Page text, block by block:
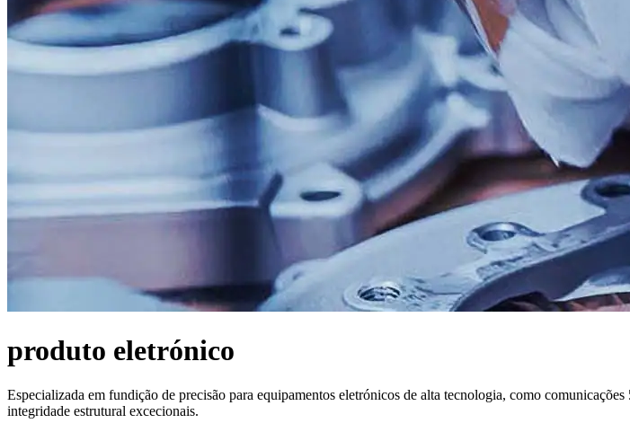
produto eletrónico
Especializada em fundição de precisão para equipamentos eletrónicos de alta tecnologia, como
integridade estrutural excecionais.